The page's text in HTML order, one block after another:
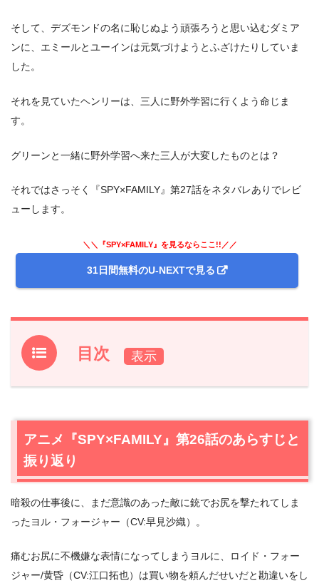
そして、デズモンドの名に恥じぬよう頑張ろうと思い込むダミア
ンに、エミールとユーインは元気づけようとふざけたりしていま
した。
それを見ていたヘンリーは、三人に野外学習に行くよう命じま
す。
グリーンと一緒に野外学習へ来た三人が大変したものとは？
それではさっそく『SPY×FAMILY』第27話をネタバレありでレビ
ューします。
＼＼『SPY×FAMILY』を見るならここ!!／／
31日間無料のU-NEXTで見る
目次
1.アニメ『SPY×FAMILY』第26話のあらすじと振り返り
2.1ボンド、命の危機
2.2 ボンドの活躍
2.4野外学習
まとめ
アニメ『SPY×FAMILY』第26話のあらすじと
振り返り
暗殺の仕事後に、まだ意識のあった敵に銃でお尻を撃たれてしま
ったヨル・フォージャー（CV:早見沙織）。
痛むお尻に不機嫌な表情になってしまうヨルに、ロイド・フォー
ジャー/黄昏（CV:江口拓也）は買い物を頼んだせいだと勘違いをし